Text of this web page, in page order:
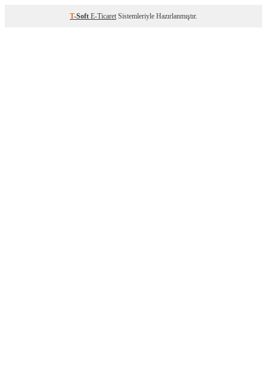
T-Soft E-Ticaret Sistemleriyle Hazırlanmıştır.